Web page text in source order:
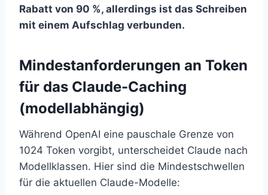
Rabatt von 90 %, allerdings ist das Schreiben
mit einem Aufschlag verbunden.
Mindestanforderungen an Token
für das Claude-Caching
(modellabhängig)
Während OpenAI eine pauschale Grenze von
1024 Token vorgibt, unterscheidet Claude nach
Modellklassen. Hier sind die Mindestschwellen
für die aktuellen Claude-Modelle: